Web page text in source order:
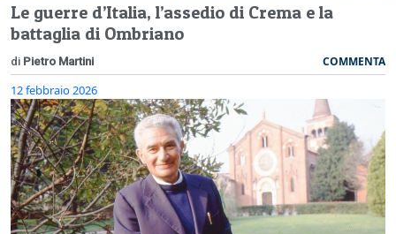
Le guerre d’Italia, l’assedio di Crema e la
battaglia di Ombriano
di Pietro Martini COMMENTA
12 febbraio 2026